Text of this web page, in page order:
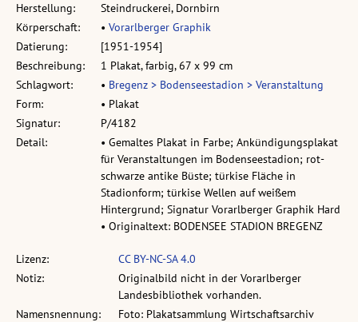
Herstellung:
Steindruckerei, Dornbirn
Körperschaft:
• Vorarlberger Graphik
Datierung:
[1951-1954]
Beschreibung:
1 Plakat, farbig, 67 x 99 cm
Schlagwort:
• Bregenz > Bodenseestadion > Veranstaltung
Form:
• Plakat
Signatur:
P/4182
Detail:
• Gemaltes Plakat in Farbe; Ankündigungsplakat
für Veranstaltungen im Bodenseestadion; rot-
schwarze antike Büste; türkise Fläche in
Stadionform; türkise Wellen auf weißem
Hintergrund; Signatur Vorarlberger Graphik Hard
• Originaltext: BODENSEE STADION BREGENZ
Lizenz:
CC BY-NC-SA 4.0
Notiz:
Originalbild nicht in der Vorarlberger
Landesbibliothek vorhanden.
Namensnennung:
Foto: Plakatsammlung Wirtschaftsarchiv